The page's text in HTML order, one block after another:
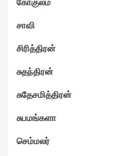
சாவி
சிரித்திரன்
சுதந்திரன்
சுதேசமித்திரன்
சுபமங்களா
செம்மலர்